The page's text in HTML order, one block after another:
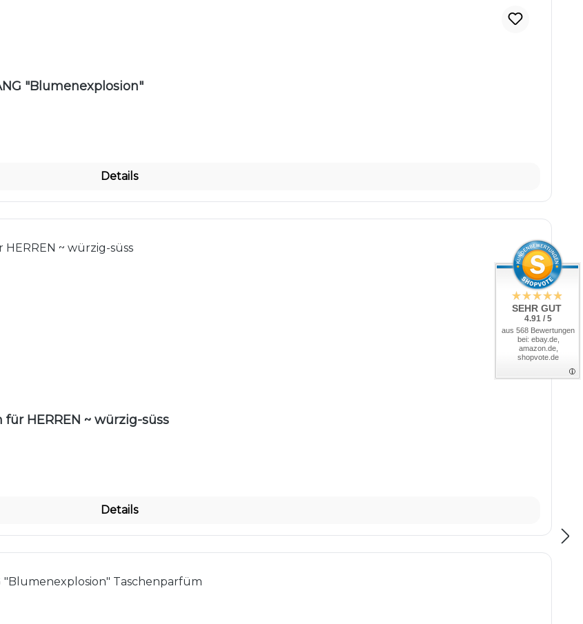
Nobren V10 WOMEN Eau de Parfum FLOWERBANG "Blumenexplosion"
Details
für HERREN ~ würzig-süss
Details
SEHR GUT
4.91 / 5
aus 568 Bewertungen
bei: ebay.de,
amazon.de,
shopvote.de